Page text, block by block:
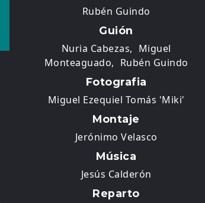
Rubén Guindo
Guión
Nuria Cabezas, Miguel
Monteaguado, Rubén Guindo
Fotografia
Miguel Ezequiel Tomás 'Miki'
Montaje
Jerónimo Velasco
Música
Jesús Calderón
Reparto